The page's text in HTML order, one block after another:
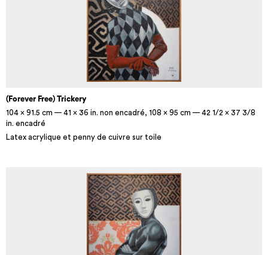
(Forever Free) Trickery
104 x 91.5 cm — 41 x 36 in. non encadré, 108 x 95 cm — 42 1/2 x 37 3/8
in. encadré
Latex acrylique et penny de cuivre sur toile